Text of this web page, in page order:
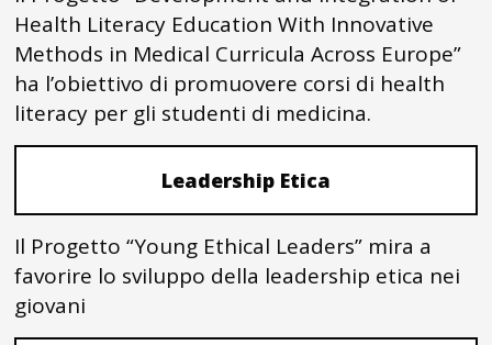
Health Literacy Education With Innovative
Methods in Medical Curricula Across Europe”
ha l’obiettivo di promuovere corsi di health
literacy per gli studenti di medicina.
Leadership Etica
Il Progetto “Young Ethical Leaders” mira a
favorire lo sviluppo della leadership etica nei
giovani